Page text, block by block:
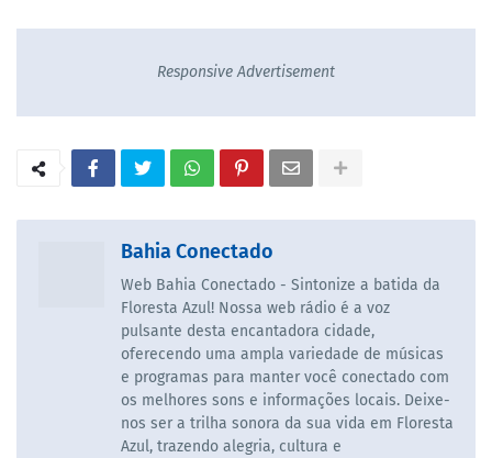
Responsive Advertisement
Bahia Conectado
Web Bahia Conectado - Sintonize a batida da
Floresta Azul! Nossa web rádio é a voz
pulsante desta encantadora cidade,
oferecendo uma ampla variedade de músicas
e programas para manter você conectado com
os melhores sons e informações locais. Deixe-
nos ser a trilha sonora da sua vida em Floresta
Azul, trazendo alegria, cultura e